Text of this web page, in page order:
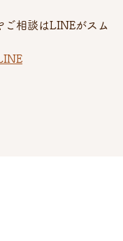
相談はLINEがスム